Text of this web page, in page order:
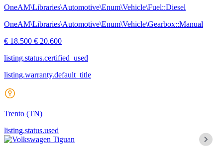
OneAM\Libraries\Automotive\Enum\Vehicle\Fuel::Diesel
OneAM\Libraries\Automotive\Enum\Vehicle\Gearbox::Manual
€ 18.500 € 20.600
listing.status.certified_used
listing.warranty.default_title
Trento (TN)
listing.status.used